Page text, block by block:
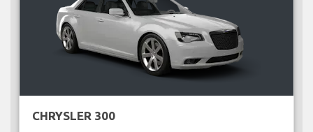
CHRYSLER 300